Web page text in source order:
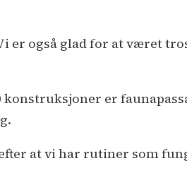
er også glad for at været
er
at vi har rutiner som